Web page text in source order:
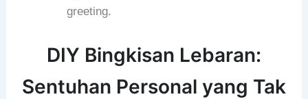
greeting.
DIY Bingkisan Lebaran:
Sentuhan Personal yang Tak